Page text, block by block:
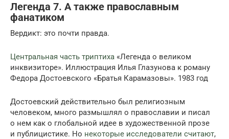
Легенда 7. А также православным
фанатиком
Вердикт: это почти правда.
Центральная часть триптиха «Легенда о великом
инквизиторе». Иллюстрация Илья Глазунова к роману
Федора Достоевского «Братья Карамазовы». 1983 год
Достоевский действительно был религиозным
человеком, много размышлял о право­сла­вии и писал
о нем как о глобальной идее в художественной прозе
и публици­стике. Но некоторые исследователи считают,